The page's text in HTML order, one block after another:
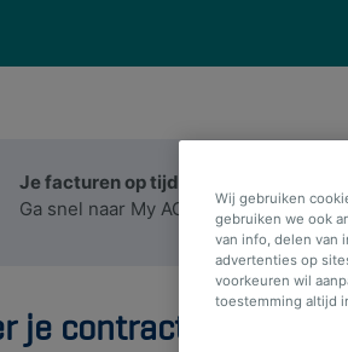
Je facturen op tijd ontvangen? Je
Ga snel naar My AG en kies voor
je contracten online in
Wij gebruiken
gebruiken we ook
van info, delen van
advertenties op
voorkeuren wil
toestemming altijd